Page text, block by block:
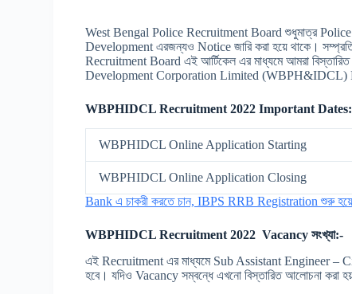
West Bengal Police Recruitment Board শুধুমাত্র Police
Development এরজন্যও Notice জারি করা হয়ে থাকে।
Recruitment Board এই আর্টিকেল এর মাধ্যমে আমরা
Development Corporation Limited (WBPH&IDCL)
WBPHIDCL Recruitment 2022 Important
WBPHIDCL Online Application Starting
WBPHIDCL Online Application Closing
Bank এ চাকরী করতে চান, IBPS RRB Registration শুরু হয়ে
WBPHIDCL Recruitment 2022 Vacancy সংখ্যা:-
এই Recruitment এর মাধ্যমে Sub Assistant Engineer –
হবে। যদিও Vacancy সম্বন্ধে এখনো বিস্তারিত আলোচনা করা